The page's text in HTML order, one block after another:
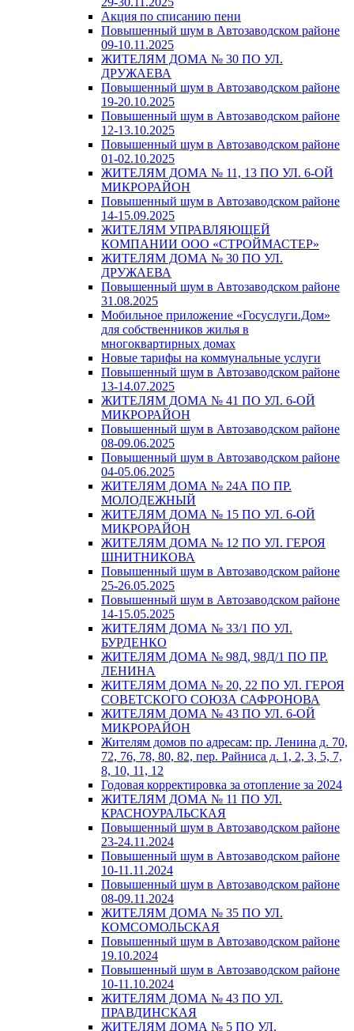
Акция по списанию пени
Повышенный шум в Автозаводском районе
09-10.11.2025
ЖИТЕЛЯМ ДОМА № 30 ПО УЛ.
ДРУЖАЕВА
Повышенный шум в Автозаводском районе
19-20.10.2025
Повышенный шум в Автозаводском районе
12-13.10.2025
Повышенный шум в Автозаводском районе
01-02.10.2025
ЖИТЕЛЯМ ДОМА № 11, 13 ПО УЛ. 6-ОЙ
МИКРОРАЙОН
Повышенный шум в Автозаводском районе
14-15.09.2025
ЖИТЕЛЯМ УПРАВЛЯЮЩЕЙ
КОМПАНИИ ООО «СТРОЙМАСТЕР»
ЖИТЕЛЯМ ДОМА № 30 ПО УЛ.
ДРУЖАЕВА
Повышенный шум в Автозаводском районе
31.08.2025
Мобильное приложение «Госуслуги.Дом»
для собственников жилья в
многоквартирных домах
Новые тарифы на коммунальные услуги
Повышенный шум в Автозаводском районе
13-14.07.2025
ЖИТЕЛЯМ ДОМА № 41 ПО УЛ. 6-ОЙ
МИКРОРАЙОН
Повышенный шум в Автозаводском районе
08-09.06.2025
Повышенный шум в Автозаводском районе
04-05.06.2025
ЖИТЕЛЯМ ДОМА № 24А ПО ПР.
МОЛОДЕЖНЫЙ
ЖИТЕЛЯМ ДОМА № 15 ПО УЛ. 6-ОЙ
МИКРОРАЙОН
ЖИТЕЛЯМ ДОМА № 12 ПО УЛ. ГЕРОЯ
ШНИТНИКОВА
Повышенный шум в Автозаводском районе
25-26.05.2025
Повышенный шум в Автозаводском районе
14-15.05.2025
ЖИТЕЛЯМ ДОМА № 33/1 ПО УЛ.
БУРДЕНКО
ЖИТЕЛЯМ ДОМА № 98Д, 98Д/1 ПО ПР.
ЛЕНИНА
ЖИТЕЛЯМ ДОМА № 20, 22 ПО УЛ. ГЕРОЯ
СОВЕТСКОГО СОЮЗА САФРОНОВА
ЖИТЕЛЯМ ДОМА № 43 ПО УЛ. 6-ОЙ
МИКРОРАЙОН
Жителям домов по адресам: пр. Ленина д. 70,
72, 76, 78, 80, 82, пер. Райниса д. 1, 2, 3, 5, 7,
8, 10, 11, 12
Годовая корректировка за отопление за 2024
ЖИТЕЛЯМ ДОМА № 11 ПО УЛ.
КРАСНОУРАЛЬСКАЯ
Повышенный шум в Автозаводском районе
23-24.11.2024
Повышенный шум в Автозаводском районе
10-11.11.2024
Повышенный шум в Автозаводском районе
08-09.11.2024
ЖИТЕЛЯМ ДОМА № 35 ПО УЛ.
КОМСОМОЛЬСКАЯ
Повышенный шум в Автозаводском районе
19.10.2024
Повышенный шум в Автозаводском районе
10-11.10.2024
ЖИТЕЛЯМ ДОМА № 43 ПО УЛ.
ПРАВДИНСКАЯ
ЖИТЕЛЯМ ДОМА № 5 ПО УЛ.